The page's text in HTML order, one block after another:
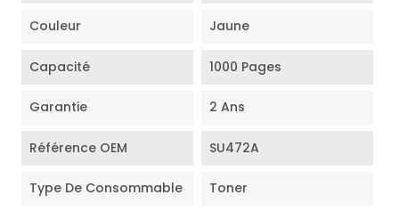
Couleur Jaune
Capacité 1000 Pages
Garantie 2 Ans
Référence OEM SU472A
Type De Consommable Toner